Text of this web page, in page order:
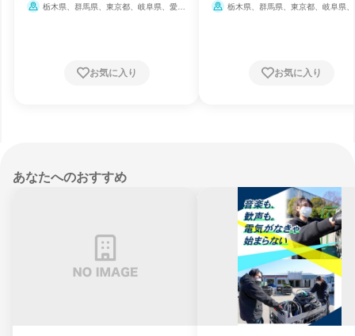
栃木県、群馬県、東京都、岐阜県、愛知
お気に入り
栃木県、群馬県、東京都、岐阜県
お気に入り
あなたへのおすすめ